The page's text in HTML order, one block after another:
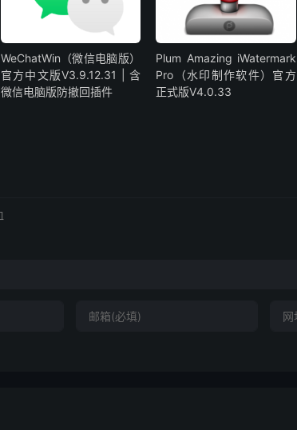
WeChatWin（微信电脑版）
官方中文版V3.9.12.31 | 含
微信电脑版防撤回插件
Plum Amazing iWatermark
Pro（水印制作软件）官方
正式版V4.0.33